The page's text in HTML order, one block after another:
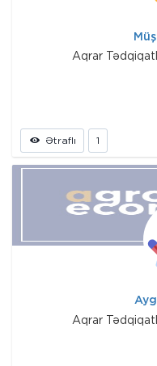
Aqrar
Ətraflı 1
Aqrar